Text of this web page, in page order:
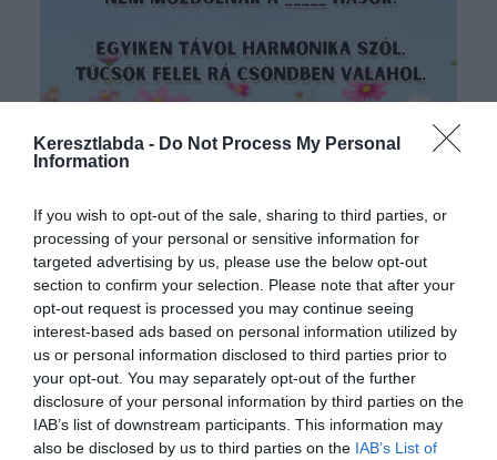
Keresztlabda - Do Not Process My Personal
Information
If you wish to opt-out of the sale, sharing to third parties, or
processing of your personal or sensitive information for
targeted advertising by us, please use the below opt-out
section to confirm your selection. Please note that after your
opt-out request is processed you may continue seeing
interest-based ads based on personal information utilized by
us or personal information disclosed to third parties prior to
your opt-out. You may separately opt-out of the further
disclosure of your personal information by third parties on the
IAB’s list of downstream participants. This information may
also be disclosed by us to third parties on the IAB’s List of